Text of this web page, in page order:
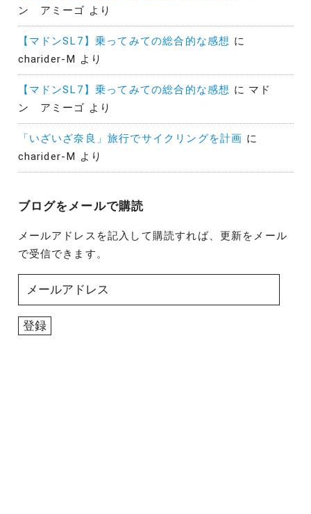
ン アミーゴ より
【マドンSL7】乗ってみての総合的な感想 に
charider-M
より
【マドンSL7】乗ってみての総合的な感想 に マド
ン アミーゴ より
「いざいざ奈良」旅行でサイクリングを計画 に
charider-M
より
ブログをメールで購読
メールアドレスを記入して購読すれば、更新をメール
で受信できます。
ル
ア
登録